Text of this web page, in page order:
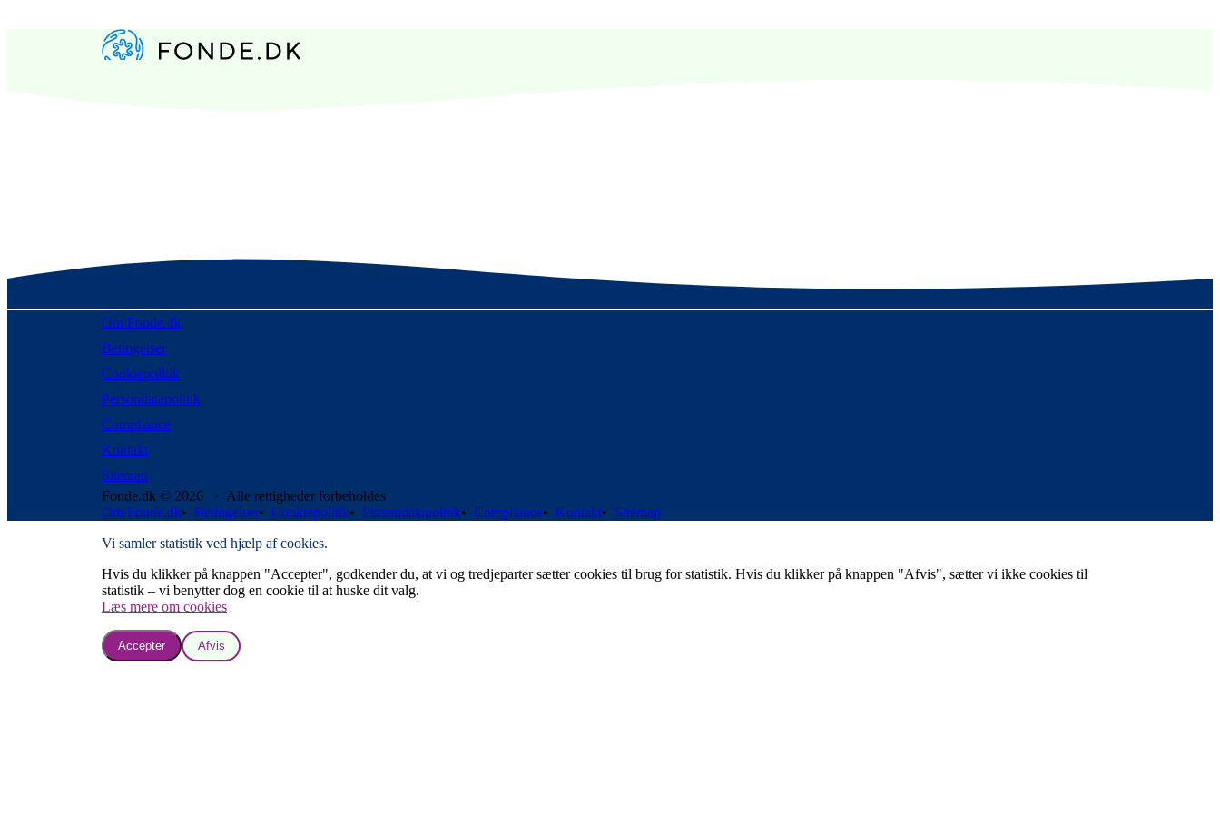
Om Fonde.dk
Betingelser
Cookiepolitik
Persondatapolitik
Compliance
Kontakt
Sitemap
Fonde.dk © 2026 · Alle rettigheder forbeholdes
Om Fonde.dk• Betingelser• Cookiepolitik• Persondatapolitik• Compliance• Kontakt• Sitemap
Vi samler statistik ved hjælp af cookies.
Hvis du klikker på knappen "Accepter", godkender du, at vi og tredjeparter sætter cookies til brug for statistik. Hvis du klikker på knappen "Afvis", sætter vi ikke cookies til
statistik – vi benytter dog en cookie til at huske dit valg.
Læs mere om cookies
Accepter Afvis